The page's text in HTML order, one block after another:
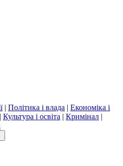
| Політика і влада | Економіка і
| Культура і освіта | Кримінал |